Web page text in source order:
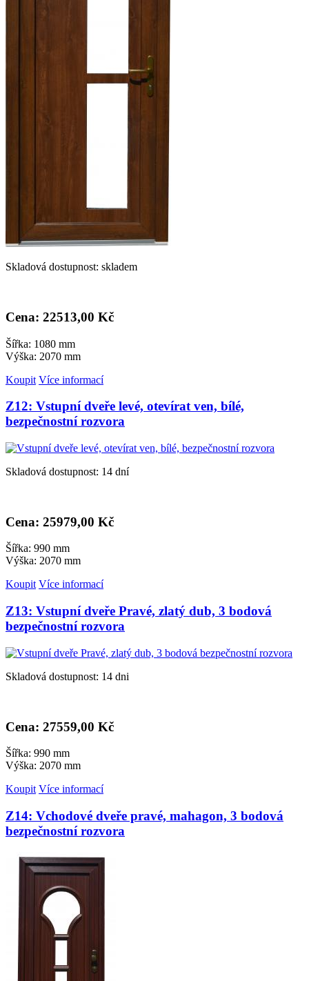
Skladová dostupnost: skladem
Cena: 22513,00 Kč
Šířka: 1080 mm
Výška: 2070 mm
Koupit Více informací
Z12: Vstupní dveře levé, otevírat ven, bílé,
bezpečnostní rozvora
Skladová dostupnost: 14 dní
Cena: 25979,00 Kč
Šířka: 990 mm
Výška: 2070 mm
Koupit Více informací
Z13: Vstupní dveře Pravé, zlatý dub, 3 bodová
bezpečnostní rozvora
Skladová dostupnost: 14 dni
Cena: 27559,00 Kč
Šířka: 990 mm
Výška: 2070 mm
Koupit Více informací
Z14: Vchodové dveře pravé, mahagon, 3 bodová
bezpečnostní rozvora